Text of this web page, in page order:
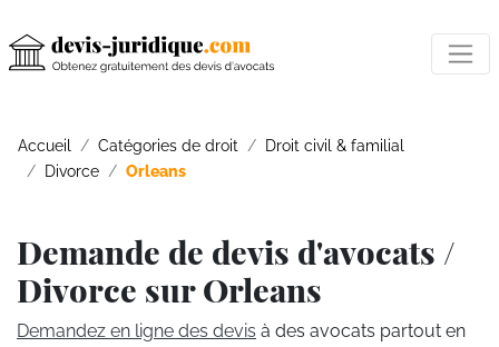
Accueil Catégories de droit
Droit civil & familial
Divorce
Orleans
Demande de devis d'avocats /
Divorce sur Orleans
Demandez en ligne des devis à des avocats partout en